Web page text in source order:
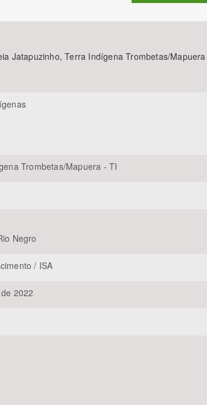
Jatapuzinho, Terra Indígena Trombetas/Mapuera
Trombetas/Mapuera - TI
Negro
/ ISA
2022